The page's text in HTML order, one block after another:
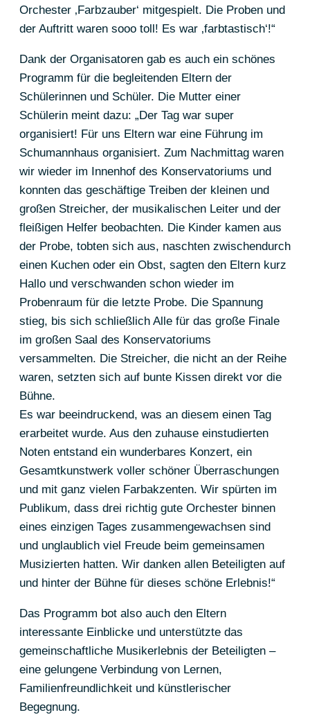
Orchester ‚Farbzauber‘ mitgespielt. Die Proben und
der Auftritt waren sooo toll! Es war ‚farbtastisch‘!“
Dank der Organisatoren gab es auch ein schönes
Programm für die begleitenden Eltern der
Schülerinnen und Schüler. Die Mutter einer
Schülerin meint dazu: „Der Tag war super
organisiert! Für uns Eltern war eine Führung im
Schumannhaus organisiert. Zum Nachmittag waren
wir wieder im Innenhof des Konservatoriums und
konnten das geschäftige Treiben der kleinen und
großen Streicher, der musikalischen Leiter und der
fleißigen Helfer beobachten. Die Kinder kamen aus
der Probe, tobten sich aus, naschten zwischendurch
einen Kuchen oder ein Obst, sagten den Eltern kurz
Hallo und verschwanden schon wieder im
Probenraum für die letzte Probe. Die Spannung
stieg, bis sich schließlich Alle für das große Finale
im großen Saal des Konservatoriums
versammelten. Die Streicher, die nicht an der Reihe
waren, setzten sich auf bunte Kissen direkt vor die
Bühne.
Es war beeindruckend, was an diesem einen Tag
erarbeitet wurde. Aus den zuhause einstudierten
Noten entstand ein wunderbares Konzert, ein
Gesamtkunstwerk voller schöner Überraschungen
und mit ganz vielen Farbakzenten. Wir spürten im
Publikum, dass drei richtig gute Orchester binnen
eines einzigen Tages zusammengewachsen sind
und unglaublich viel Freude beim gemeinsamen
Musizierten hatten. Wir danken allen Beteiligten auf
und hinter der Bühne für dieses schöne Erlebnis!“
Das Programm bot also auch den Eltern
interessante Einblicke und unterstützte das
gemeinschaftliche Musikerlebnis der Beteiligten –
eine gelungene Verbindung von Lernen,
Familienfreundlichkeit und künstlerischer
Begegnung.